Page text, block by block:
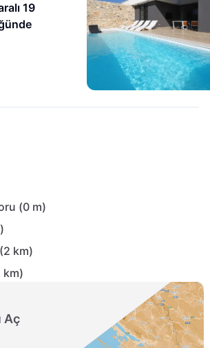
19
(0 m)
km)
km)
Aç